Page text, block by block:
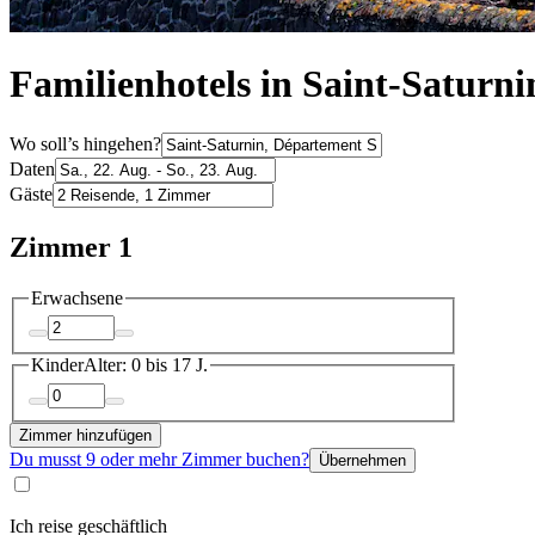
Familienhotels in Saint-
Wo soll’s hingehen?
Daten
Gäste
Zimmer 1
Erwachsene
KinderAlter: 0 bis 17 J.
Zimmer hinzufügen
Du musst 9 oder mehr Zimmer buchen? Übernehmen
Ich reise geschäftlich